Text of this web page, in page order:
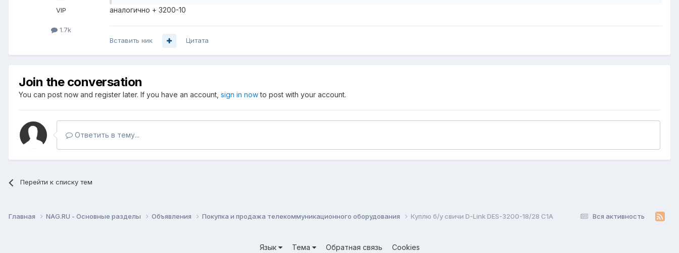
VIP
1.7k
аналогично + 3200-10
Вставить ник Цитата
Join the conversation
You can post now and register later. If you have an account, sign in nowto post with your account.
Ответить в тему...
Перейти к списку тем
Вся активность
Главная NAG.RU - Основные разделы Объявления Покупка и продажа телекоммуникационного оборудования Куплю б/у свичи D-Link DES-3200-18/28 С1А
Язык Тема Обратная связь Cookies